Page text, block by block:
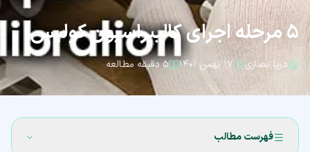
5 مرحله اجرای کالیبراسیون کولیس
دریا نصاری ۱۷ بهمن ۱۴۰۱ ۵ دقیقه مطالعه
فهرست مطالب